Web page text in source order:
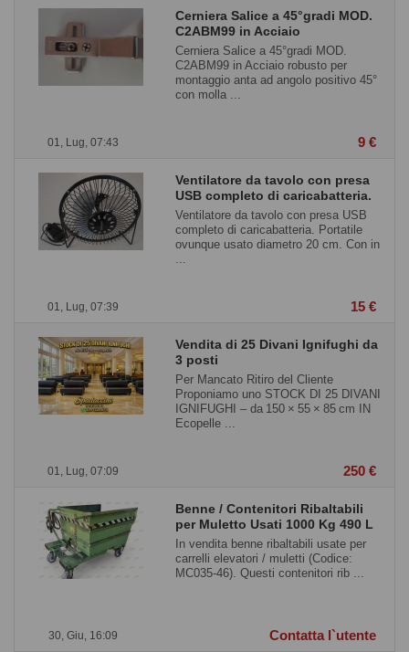
01, Lug, 07:43
Cerniera Salice a 45°gradi MOD.
C2ABM99 in Acciaio
Cerniera Salice a 45°gradi MOD.
C2ABM99 in Acciaio robusto per
montaggio anta ad angolo positivo 45°
con molla ...
9 €
01, Lug, 07:39
Ventilatore da tavolo con presa
USB completo di caricabatteria.
Ventilatore da tavolo con presa USB
completo di caricabatteria. Portatile
ovunque usato diametro 20 cm. Con in
...
15 €
01, Lug, 07:09
Vendita di 25 Divani Ignifughi da
3 posti
Per Mancato Ritiro del Cliente
Proponiamo uno STOCK DI 25 DIVANI
IGNIFUGHI – da 150 × 55 × 85 cm IN
Ecopelle ...
250 €
30, Giu, 16:09
Benne / Contenitori Ribaltabili
per Muletto Usati 1000 Kg 490 L
In vendita benne ribaltabili usate per
carrelli elevatori / muletti (Codice:
MC035-46). Questi contenitori rib ...
Contatta l`utente